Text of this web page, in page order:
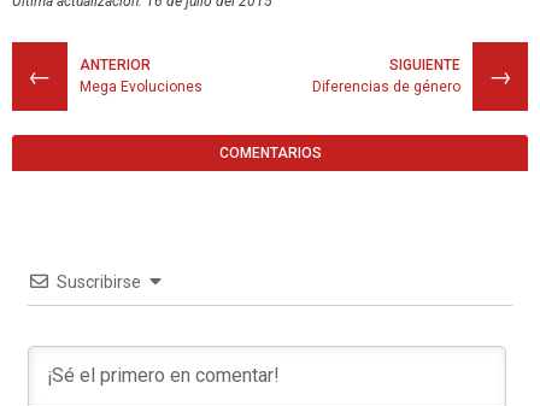
←
ANTERIOR
Mega Evoluciones
→
SIGUIENTE
Diferencias de género
COMENTARIOS
Suscribirse